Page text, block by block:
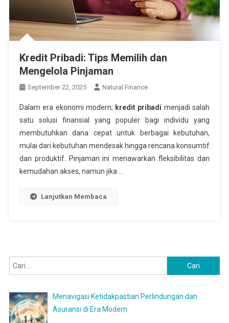
Kredit Pribadi: Tips Memilih dan
Mengelola Pinjaman
September 22, 2025 Natural Finance
Dalam era ekonomi modern, kredit pribadi menjadi salah
satu solusi finansial yang populer bagi individu yang
membutuhkan dana cepat untuk berbagai kebutuhan,
mulai dari kebutuhan mendesak hingga rencana konsumtif
dan produktif. Pinjaman ini menawarkan fleksibilitas dan
kemudahan akses, namun jika …
Lanjutkan Membaca
untuk:
Menavigasi Ketidakpastian Perlindungan dan
Asuransi di Era Modern